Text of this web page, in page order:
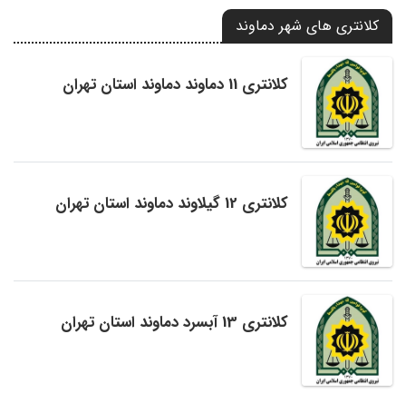
کلانتری های شهر دماوند
کلانتری 11 دماوند دماوند استان تهران
کلانتری 12 گیلاوند دماوند استان تهران
کلانتری 13 آبسرد دماوند استان تهران